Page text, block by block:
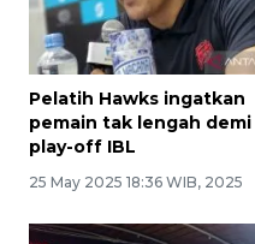
Pelatih Hawks ingatkan
pemain tak lengah demi
play-off IBL
25 May 2025 18:36 WIB, 2025